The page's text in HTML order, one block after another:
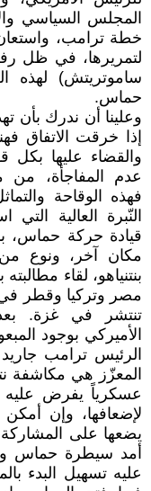
المجلس السياسي
خطة ترامب،
لتمريرها، في ظل
ساموتريتش) لهذه
حماس.
وعلينا أن ندرك بأن
إذا خرقت الاتفاق
والقضاء عليها بكل
عدم المفاجأة،
فهذه الوقاحة
النّبرة العالية
قيادة حركة حماس،
مكان آخر، ونوع من
بنتنياهو، لقاء
مصر وتركيا وقطر في
تنتشر في غزة.
الأميركي بوجود
الرئيس ترامب
المعزّز هي مكاشفة
عسكرياً يفرض عليه
لإضعافها، وإن
يضعها على المشاركة
أمد سيطرة حماس
عليه تسهيل البدء